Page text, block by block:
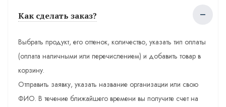
Как сделать заказ?
Выбрать продукт, его оттенок, количество, указать тип оплаты
(оплата наличными или перечислением) и добавить товар в
корзину.
Отправить заявку, указать название организации или свою
ФИО. В течение ближайшего времени вы получите счет на